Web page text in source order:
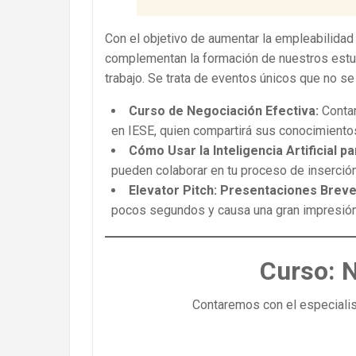
Con el objetivo de aumentar la
complementan la formación de nuestros
trabajo. Se trata de eventos únicos que no
Curso de Negociación Efectiva:
en IESE, quien compartirá sus
Cómo Usar la Inteligencia Artificial
pueden colaborar en tu proceso de
Elevator Pitch: Presentaciones
pocos segundos y causa una gran
Curso:
Contaremos con el